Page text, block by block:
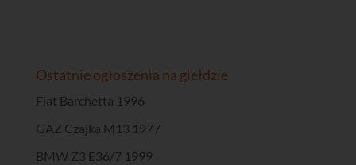
Ostatnie ogłoszenia na giełdzie
Fiat Barchetta 1996
GAZ Czajka M13 1977
BMW Z3 E36/7 1999